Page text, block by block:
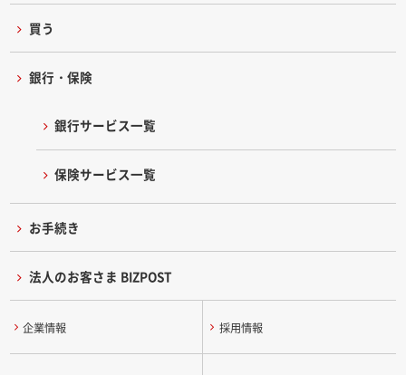
買う
銀行・保険
銀行サービス一覧
保険サービス一覧
お手続き
法人のお客さま BIZPOST
企業情報 採用情報